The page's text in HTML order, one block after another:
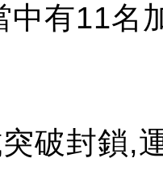
中有11名
破封鎖,